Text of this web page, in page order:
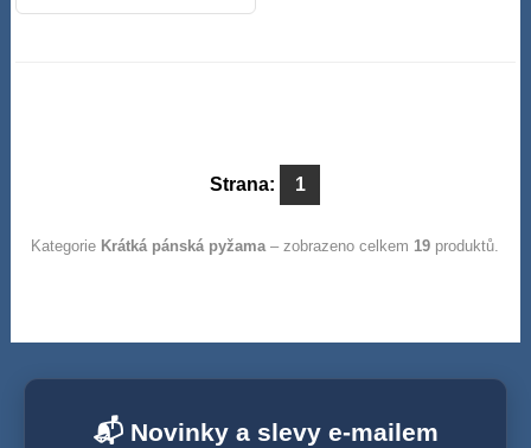
Strana: 1
Kategorie Krátká pánská pyžama– zobrazeno celkem 19 produktů.
📬 Novinky a slevy e-mailem